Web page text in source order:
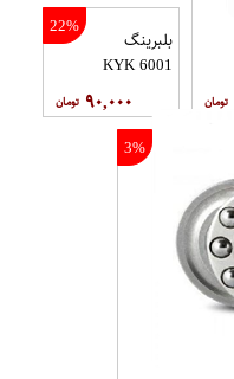
22%
بلبرینگ
6001 KYK
۹۰,۰۰۰
3%